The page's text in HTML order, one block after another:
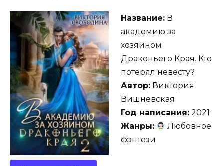
Название: В
академию за
хозяином
Драконьего Края. Кто
потерял невесту?
Автор: Виктория
Вишневская
Год написания: 2021
Жанры:
Любовное
фэнтези